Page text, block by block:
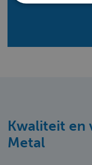
Kwaliteit en
Metal